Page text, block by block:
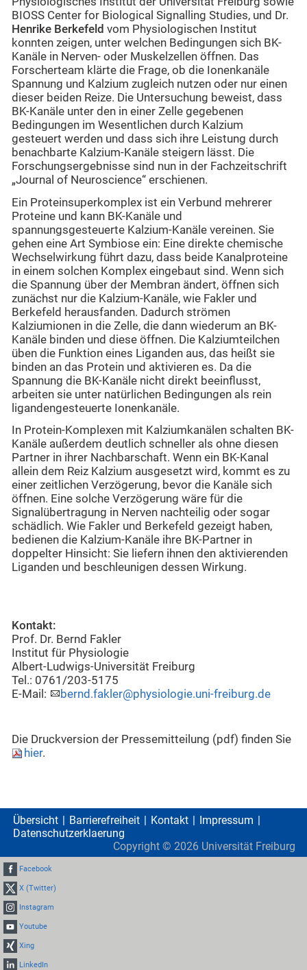
BIOSS Center for Biological Signalling Studies, und Dr.
Henrike Berkefeld vom Physiologischen Institut
konnten zeigen, unter welchen Bedingungen sich BK-
Kanäle in Nerven- oder Muskelzellen öffnen. Das
Forscherteam klärte die Frage, ob die Ionenkanäle
Spannung und Kalzium zugleich nutzen oder nur einen
dieser beiden Reize. Die Untersuchung beweist, dass
BK-Kanäle unter den in einer Zelle gegebenen
Bedingungen im Wesentlichen durch Kalzium
gesteuert werden und dass sich ihre Leistung durch
benachbarte Kalzium-Kanäle steigern lässt. Die
Forschungsergebnisse sind nun in der Fachzeitschrift
„Journal of Neuroscience“ erschienen.
Ein Proteinsuperkomplex ist ein Verbund mehrerer
Proteine und kann BK-Kanäle und
spannungsgesteuerte Kalzium-Kanäle vereinen. Sie
gehen eine Art Symbiose ein: Eine direkte chemische
Wechselwirkung führt dazu, dass beide Kanalproteine
in einem solchen Komplex eingebaut sind. Wenn sich
die Spannung über der Membran ändert, öffnen sich
zunächst nur die Kalzium-Kanäle, wie Fakler und
Berkefeld herausfanden. Dadurch strömen
Kalziumionen in die Zelle, die dann wiederum an BK-
Kanäle binden und diese öffnen. Die Kalziumteilchen
üben die Funktion eines Liganden aus, das heißt sie
binden an das Protein und aktivieren es. Da die
Spannung die BK-Kanäle nicht direkt beeinflusst,
arbeiten sie unter natürlichen Bedingungen als rein
ligandengesteuerte Ionenkanäle.
In Protein-Komplexen mit Kalziumkanälen schalten BK-
Kanäle außerdem deutlich schneller als ohne diesen
Partner in ihrer Nachbarschaft. Wenn ein BK-Kanal
allein dem Reiz Kalzium ausgesetzt wird, kommt es zu
einer zeitlichen Verzögerung, bevor die Kanäle sich
öffnen. Eine solche Verzögerung wäre für die
Signalübertragung in Nerven nachteilig oder sogar
schädlich. Wie Fakler und Berkefeld gezeigt haben,
bedienen die Kalzium-Kanäle ihre BK-Partner in
doppelter Hinsicht: Sie liefern ihnen den aktivierenden
Liganden und beschleunigen dessen Wirkung.
Kontakt:
Prof. Dr. Bernd Fakler
Institut für Physiologie
Albert-Ludwigs-Universität Freiburg
Tel.: 0761/203-5175
E-Mail:
bernd.fakler@physiologie.uni-freiburg.de
Die Druckversion der Pressemitteilung (pdf) finden Sie
hier.
Übersicht Barrierefreiheit Kontakt
Impressum
Datenschutzerklaerung
Copyright © 2026 Universität Freiburg
Facebook
X (Twitter)
Instagram
Youtube
Xing
LinkedIn